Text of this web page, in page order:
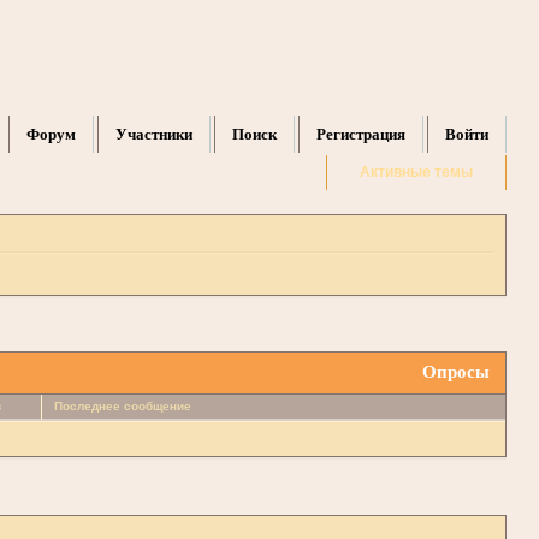
Форум Участники Поиск Регистрация Войти
Активные темы
Опросы
Последнее сообщение